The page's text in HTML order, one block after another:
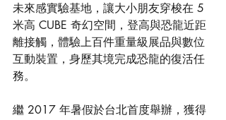
未來感實驗基地，讓大小朋友穿梭在 5
米高 CUBE 奇幻空間，登高與恐龍近距
離接觸，體驗上百件重量級展品與數位
互動裝置，身歷其境完成恐龍的復活任
務。
繼 2017 年暑假於台北首度舉辦，獲得